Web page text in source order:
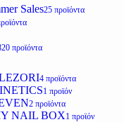
Sales25 προϊόντα
προϊόντα
4 προϊόντα
1 προϊόν
2 προϊόντα
NAIL BOX1 προϊόν